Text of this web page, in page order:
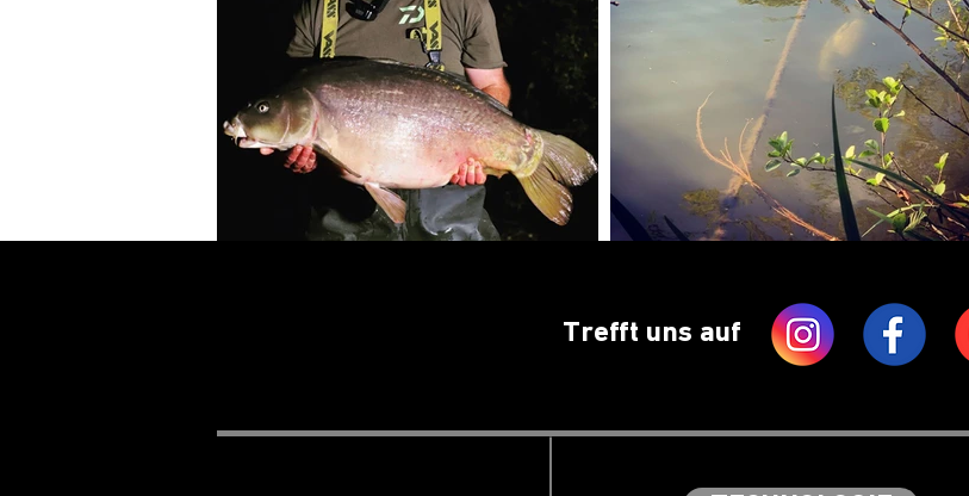
Trefft uns auf